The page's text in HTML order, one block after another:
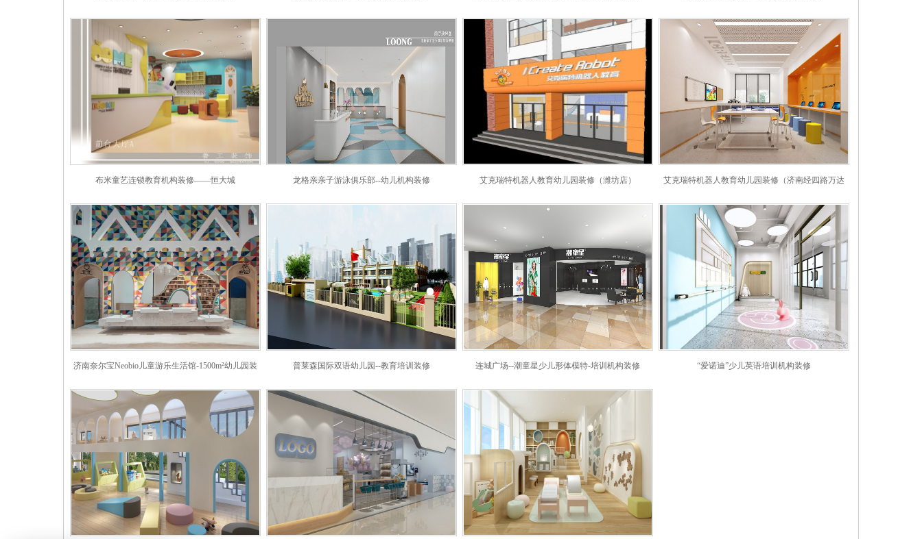
布米童艺连锁教育机构装修——恒大城 龙格亲亲子游泳俱乐部--幼儿机构装修 艾克瑞特机器人教育幼儿园装修（潍坊店） 艾克瑞特机器人教育幼儿园装修（济南经四路万达
店）
济南奈尔宝Neobio儿童游乐生活馆-1500m²幼儿园装
修
普莱森国际双语幼儿园--教育培训装修 连城广场--潮童星少儿形体模特-培训机构装修 “爱诺迪”少儿英语培训机构装修